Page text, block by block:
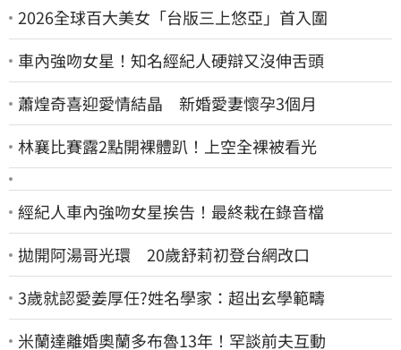
2026全球百大美女「台版三上悠亞」首入圍
車內強吻女星！知名經紀人硬辯又沒伸舌頭
蕭煌奇喜迎愛情結晶 新婚愛妻懷孕3個月
林襄比賽露2點開裸體趴！上空全裸被看光
經紀人車內強吻女星挨告！最終栽在錄音檔
拋開阿湯哥光環 20歲舒莉初登台網改口
3歲就認愛姜厚任?姓名學家：超出玄學範疇
米蘭達離婚奧蘭多布魯13年！罕談前夫互動